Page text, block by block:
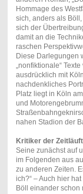
Hommage des
sich, anders als
sich der
damit an die
raschen
Diese Darlegungen
„nonfiktionale“
ausdrücklich mit
nachdenkliches
Platz liegt in Köln
und
nahen Stadion der
Kritiker der
Seine zunächst auf
im Folgenden aus
zu anderen Zeiten.
ich?“ – Auch hier
Böll einander schon